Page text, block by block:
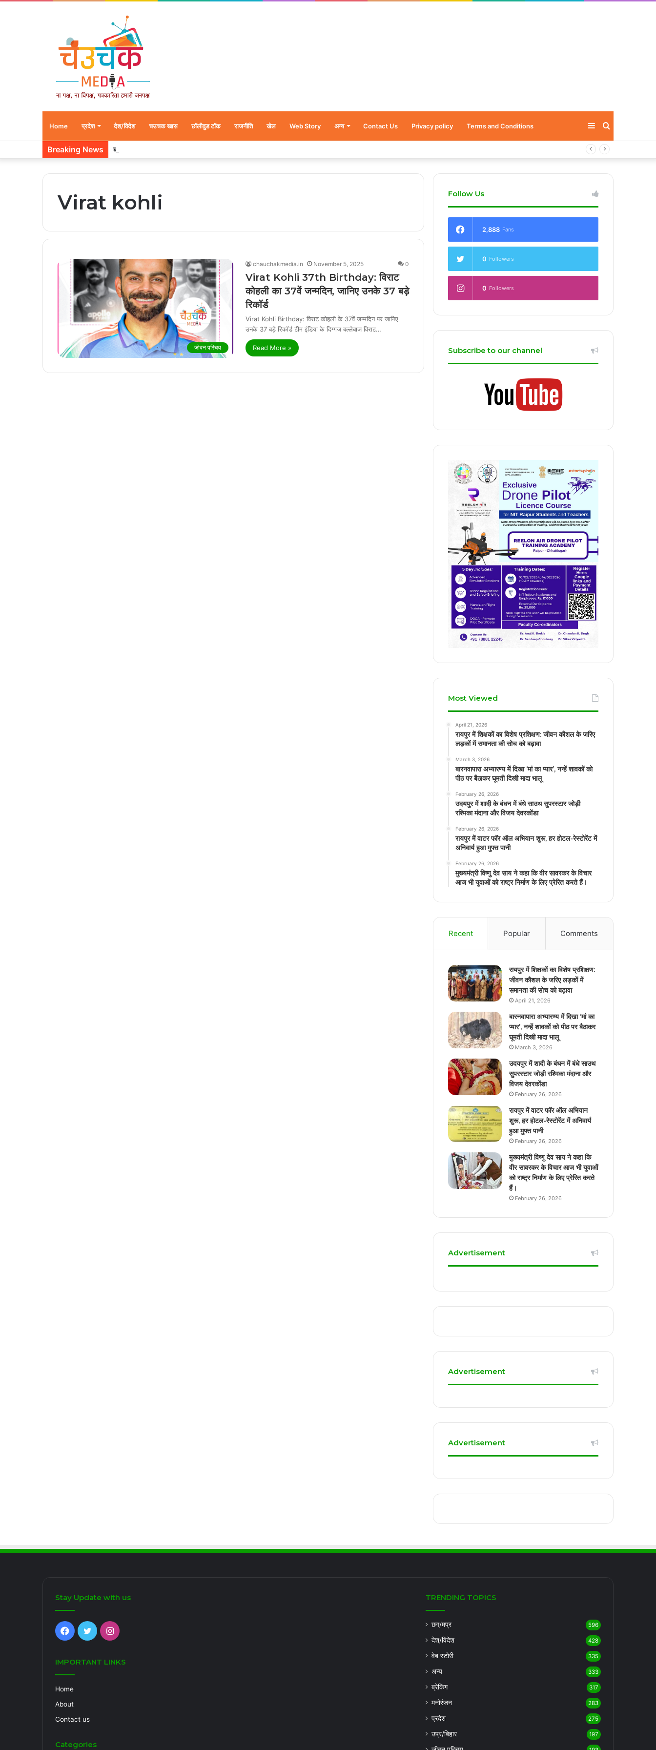
Home प्रदेश देश/विदेश चउचक खास छॉलीवुड टॉक राजनीति खेल Web Story अन्य Contact Us Privacy policy Terms and Conditions Sidebar
Breaking News बारनवापारा अभ्यारण्य में दिखा ‘मां का प्यार’, नन्हें शावकों को पीठ पर बैठाकर घूमती दिखी मादा भालू
Virat kohli
जीवन परिचय
chauchakmedia.in November 5, 2025 0
Virat Kohli 37th Birthday: विराट
कोहली का 37वें जन्मदिन, जानिए उनके 37 बड़े
रिकॉर्ड
Virat Kohli Birthday: विराट कोहली के 37वें जन्मदिन पर जानिए
उनके 37 बड़े रिकॉर्ड टीम इंडिया के दिग्गज बल्लेबाज विराट…
Read More »
Follow Us
2,888 Fans
0 Followers
0 Followers
Subscribe to our channel
Most Viewed
April 21, 2026
रायपुर में शिक्षकों का विशेष प्रशिक्षण: जीवन कौशल के जरिए
लड़कों में समानता की सोच को बढ़ावा
March 3, 2026
बारनवापारा अभ्यारण्य में दिखा ‘मां का प्यार’, नन्हें शावकों को
पीठ पर बैठाकर घूमती दिखी मादा भालू
February 26, 2026
उदयपुर में शादी के बंधन में बंधे साउथ सुपरस्टार जोड़ी
रश्मिका मंदाना और विजय देवरकोंडा
February 26, 2026
रायपुर में वाटर फॉर ऑल अभियान शुरू, हर होटल-रेस्टोरेंट में
अनिवार्य हुआ मुफ्त पानी
February 26, 2026
मुख्यमंत्री विष्णु देव साय ने कहा कि वीर सावरकर के विचार
आज भी युवाओं को राष्ट्र निर्माण के लिए प्रेरित करते हैं।
Recent Popular Comments
रायपुर में शिक्षकों का विशेष प्रशिक्षण:
जीवन कौशल के जरिए लड़कों में
समानता की सोच को बढ़ावा
April 21, 2026
बारनवापारा अभ्यारण्य में दिखा ‘मां का
प्यार’, नन्हें शावकों को पीठ पर बैठाकर
घूमती दिखी मादा भालू
March 3, 2026
उदयपुर में शादी के बंधन में बंधे साउथ
सुपरस्टार जोड़ी रश्मिका मंदाना और
विजय देवरकोंडा
February 26, 2026
रायपुर में वाटर फॉर ऑल अभियान
शुरू, हर होटल-रेस्टोरेंट में अनिवार्य
हुआ मुफ्त पानी
February 26, 2026
मुख्यमंत्री विष्णु देव साय ने कहा कि
वीर सावरकर के विचार आज भी युवाओं
को राष्ट्र निर्माण के लिए प्रेरित करते
हैं।
February 26, 2026
Advertisement
Advertisement
Advertisement
Stay Update with us
Facebook
TwitterInstagram
IMPORTANT LINKS
Home
About
Contact us
Categories
TRENDING TOPICS
छग/मप्र 596
देश/विदेश 428
वेब स्टोरी 335
अन्य 333
ब्रेकिंग 317
मनोरंजन 283
प्रदेश 275
उप्र/बिहार 197